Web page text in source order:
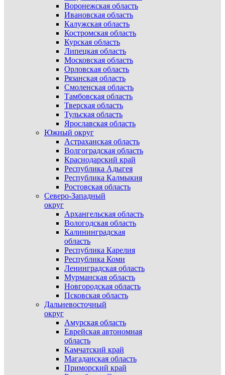
Воронежская область
Ивановская область
Калужская область
Костромская область
Курская область
Липецкая область
Московская область
Орловская область
Рязанская область
Смоленская область
Тамбовская область
Тверская область
Тульская область
Ярославская область
Южный округ
Астраханская область
Волгоградская область
Краснодарский край
Республика Адыгея
Республика Калмыкия
Ростовская область
Северо-Западный
округ
Архангельская область
Вологодская область
Калининградская
область
Республика Карелия
Республика Коми
Ленинградская область
Мурманская область
Новгородская область
Псковская область
Дальневосточный
округ
Амурская область
Еврейская автономная
область
Камчатский край
Магаданская область
Приморский край